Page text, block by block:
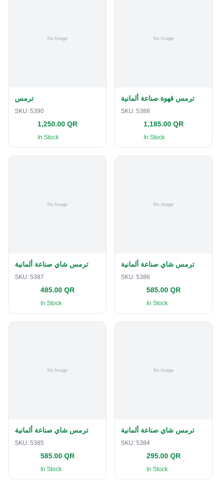
ترمس
SKU: 5390
1,250.00 QR
In Stock
ترمس قهوة صناعة ألمانية
SKU: 5388
1,185.00 QR
In Stock
ترمس شاي صناعة ألمانية
SKU: 5387
485.00 QR
In Stock
ترمس شاي صناعة ألمانية
SKU: 5386
585.00 QR
In Stock
ترمس شاي صناعة ألمانية
SKU: 5385
585.00 QR
In Stock
ترمس شاي صناعة ألمانية
SKU: 5384
295.00 QR
In Stock